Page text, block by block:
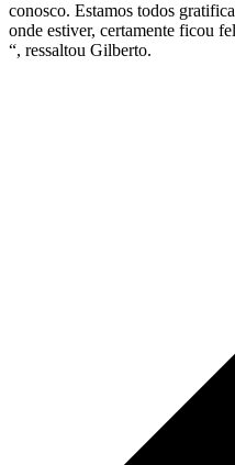
conosco. Estamos todos
onde estiver, certamente ficou
“, ressaltou Gilberto.